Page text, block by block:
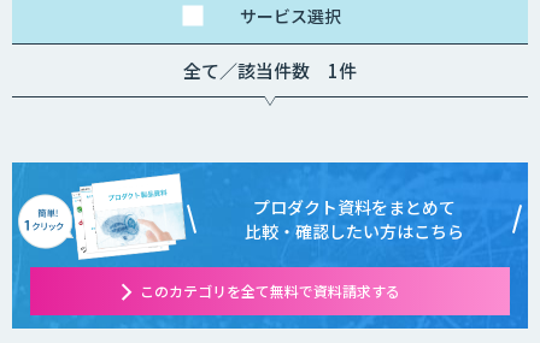
サービス選択
全て／該当件数 1件
プロダクト資料をまとめて
比較・確認したい方はこちら
このカテゴリを全て無料で資料請求する